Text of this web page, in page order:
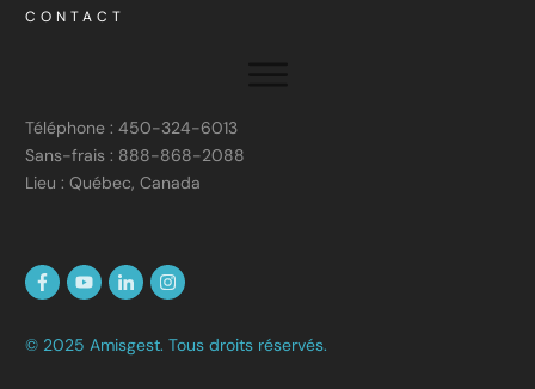
CONTACT
Téléphone : 450-324-6013
Sans-frais : 888-868-2088
Lieu : Québec, Canada
© 2025 Amisgest. Tous droits réservés.